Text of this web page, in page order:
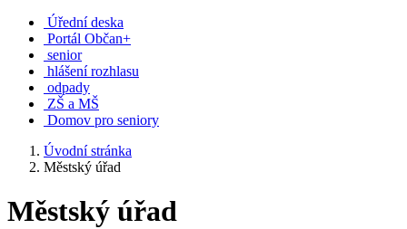
Úřední deska
Portál Občan+
senior
hlášení rozhlasu
odpady
ZŠ a MŠ
Domov pro seniory
Úvodní stránka
Městský úřad
Městský úřad